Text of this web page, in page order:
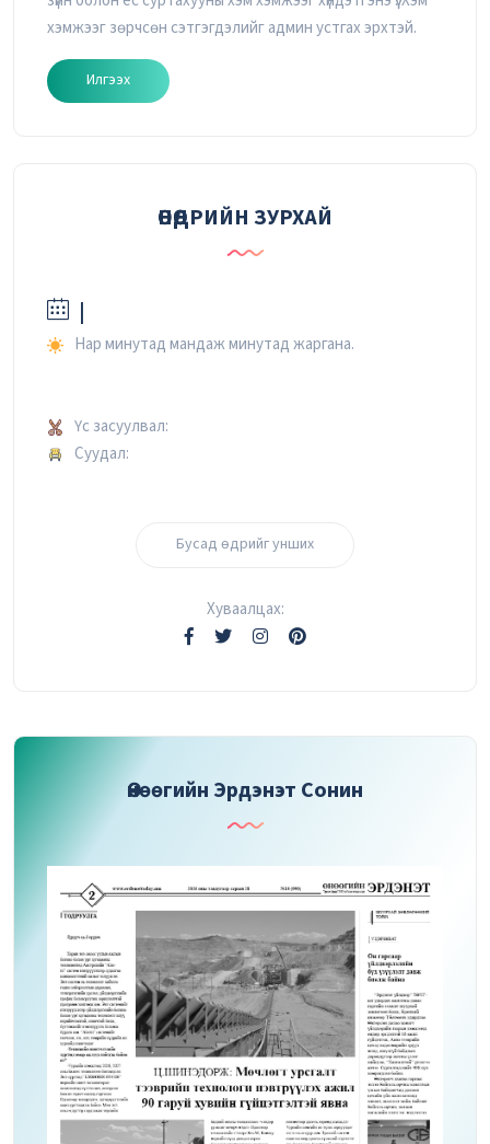
хэмжээг зөрчсөн сэтгэгдэлийг админ устгах эрхтэй.
Илгээх
ӨНӨӨДРИЙН ЗУРХАЙ
|
Нар минутад мандаж минутад жаргана.
Үс засуулвал:
Суудал:
Бусад өдрийг унших
Хуваалцах:
Өнөөгийн Эрдэнэт Сонин